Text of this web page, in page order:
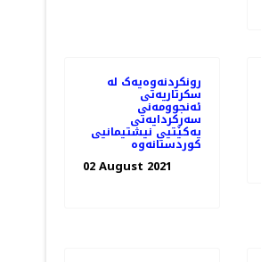
رونکردنەوەیەک لە
سکرتاریەتی
ئەنجوومەنی
سەرکردایەتی
یەکێتیی نیشتیمانیی
کوردستانەوە
02 August 2021